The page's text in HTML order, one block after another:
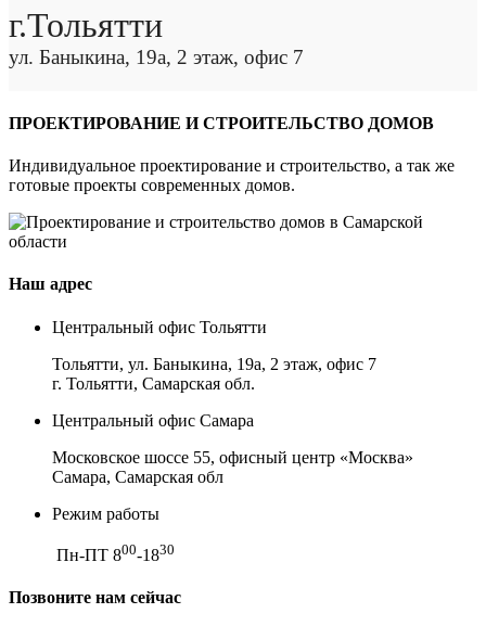
г.Тольятти
ул. Баныкина, 19а, 2 этаж, офис 7
ПРОЕКТИРОВАНИЕ И СТРОИТЕЛЬСТВО ДОМОВ
Индивидуальное проектирование и строительство, а так же
готовые проекты современных домов.
Наш адрес
Центральный офис Тольятти
Тольятти, ул. Баныкина, 19а, 2 этаж, офис 7
г. Тольятти, Самарская обл.
Центральный офис Самара
Московское шоссе 55, офисный центр «Москва»
Самара, Самарская обл
Режим работы
Пн-ПТ 800-1830
Позвоните нам сейчас